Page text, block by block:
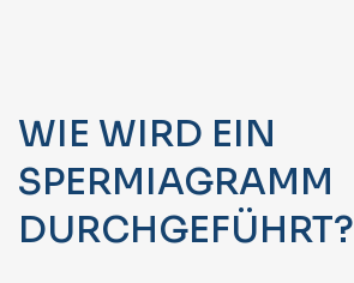
WIE WIRD EIN
SPERMIAGRAMM
DURCHGEFÜHRT?